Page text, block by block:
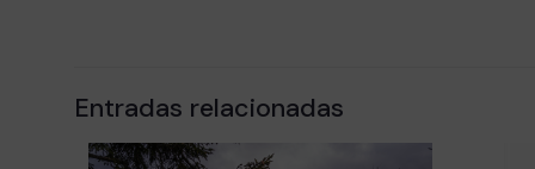
Entradas relacionadas